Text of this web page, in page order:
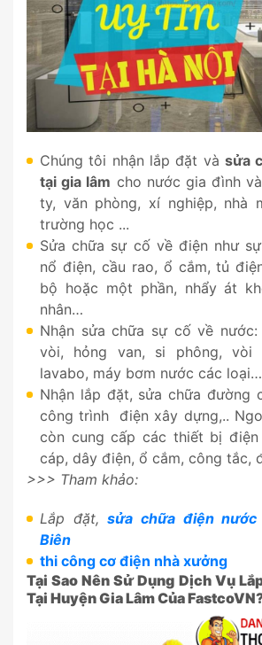
Chúng tôi nhận lắp đặt và sửa
tại gia lâm cho nước gia đình
ty, văn phòng, xí nghiệp, nhà
trường học ...
Sửa chữa sự cố về điện như
nổ điện, cầu rao, ổ cắm, tủ
bộ hoặc một phần, nhẩy át
nhân…
Nhận sửa chữa sự cố về
vòi, hỏng van, si phông, vòi
lavabo, máy bơm nước các
Nhận lắp đặt, sửa chữa đường
công trình điện xây dựng,..
còn cung cấp các thiết bị điện
cáp, dây điện, ổ cắm, công tắc,
>>> Tham khảo:
Lắp đặt,sửa chữa điện nước
Biên
thi công cơ điện nhà xưởng
Tại Sao Nên Sử Dụng Dịch Vụ
Tại Huyện Gia Lâm Của